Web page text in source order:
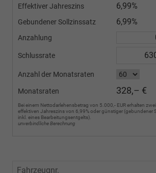
Effektiver Jahreszins 6,99%
Gebundener Sollzinssatz 6,99%
Anzahlung
Schlussrate
Anzahl der Monatsraten
Monatsraten 328,– €
Bei einem Nettodarlehensbetrag von 5.000,- EUR erhalten
effektiven Jahreszins von 6,99% oder günstiger (gebundener
inkl. eines Bearbeitungsentgelts).
unverbindliche Berechnung
Fahrzeugnr.